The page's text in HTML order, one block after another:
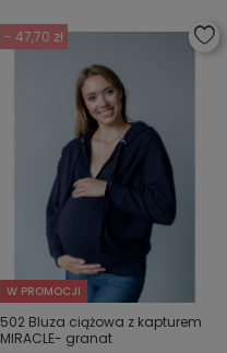
- 47,70 zł
W PROMOCJI
502 Bluza ciążowa z kapturem
MIRACLE- granat